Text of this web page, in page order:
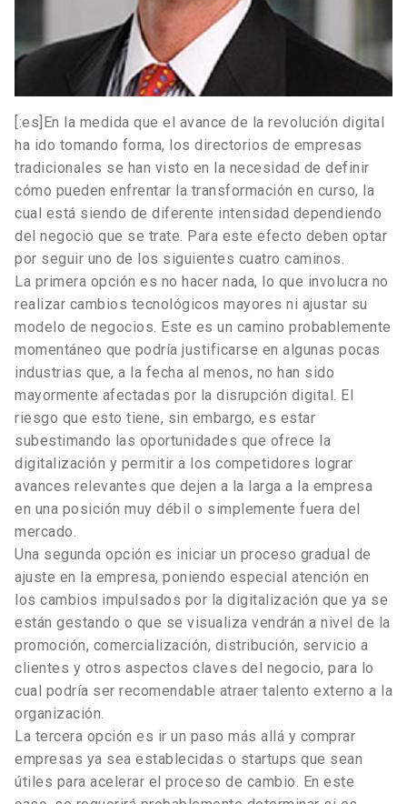
[:es]En la medida que el avance de la revolución digital
ha ido tomando forma, los directorios de empresas
tradicionales se han visto en la necesidad de definir
cómo pueden enfrentar la transformación en curso, la
cual está siendo de diferente intensidad dependiendo
del negocio que se trate. Para este efecto deben optar
por seguir uno de los siguientes cuatro caminos.
La primera opción es no hacer nada, lo que involucra no
realizar cambios tecnológicos mayores ni ajustar su
modelo de negocios. Este es un camino probablemente
momentáneo que podría justificarse en algunas pocas
industrias que, a la fecha al menos, no han sido
mayormente afectadas por la disrupción digital. El
riesgo que esto tiene, sin embargo, es estar
subestimando las oportunidades que ofrece la
digitalización y permitir a los competidores lograr
avances relevantes que dejen a la larga a la empresa
en una posición muy débil o simplemente fuera del
mercado.
Una segunda opción es iniciar un proceso gradual de
ajuste en la empresa, poniendo especial atención en
los cambios impulsados por la digitalización que ya se
están gestando o que se visualiza vendrán a nivel de la
promoción, comercialización, distribución, servicio a
clientes y otros aspectos claves del negocio, para lo
cual podría ser recomendable atraer talento externo a la
organización.
La tercera opción es ir un paso más allá y comprar
empresas ya sea establecidas o startups que sean
útiles para acelerar el proceso de cambio. En este